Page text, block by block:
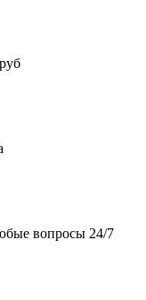
вопросы 24/7